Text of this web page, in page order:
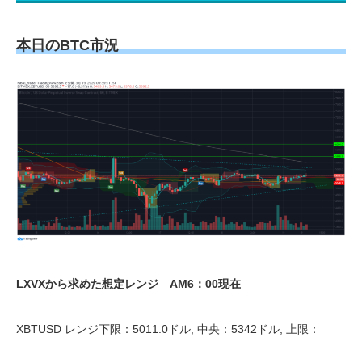
本日のBTC市況
LXVXから求めた想定レンジ AM6：00現在
XBTUSD レンジ下限：5011.0ドル, 中央：5342ドル, 上限：